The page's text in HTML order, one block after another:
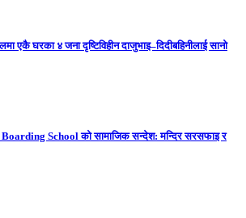
एकै घरका ४ जना दृष्टिविहीन दाजुभाइ–दिदीबहिनीलाई सानो
School को सामाजिक सन्देश: मन्दिर सरसफाइ र